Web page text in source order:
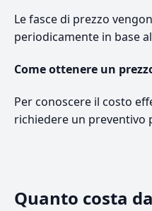
Le fasce di prezzo
periodicamente in base
Come ottenere un
Per conoscere il costo
richiedere un preventivo
Quanto costa